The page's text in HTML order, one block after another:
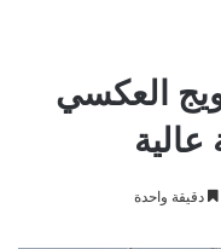
العكسي
عالية
دقيقة واحدة